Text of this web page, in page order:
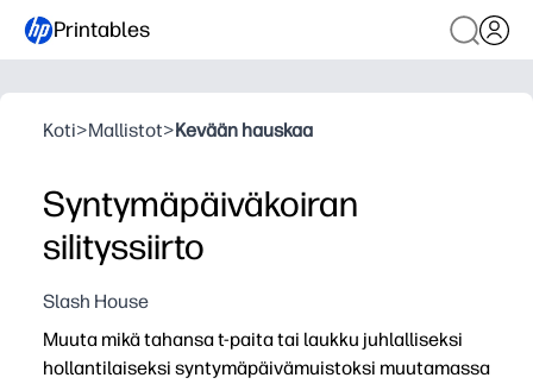
Printables
Koti>Mallistot>Kevään hauskaa
Syntymäpäiväkoiran
silityssiirto
Slash House
Muuta mikä tahansa t-paita tai laukku juhlalliseksi
hollantilaiseksi syntymäpäivämuistoksi muutamassa